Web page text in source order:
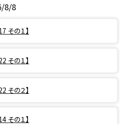
8/8
その１】
その１】
その２】
その１】